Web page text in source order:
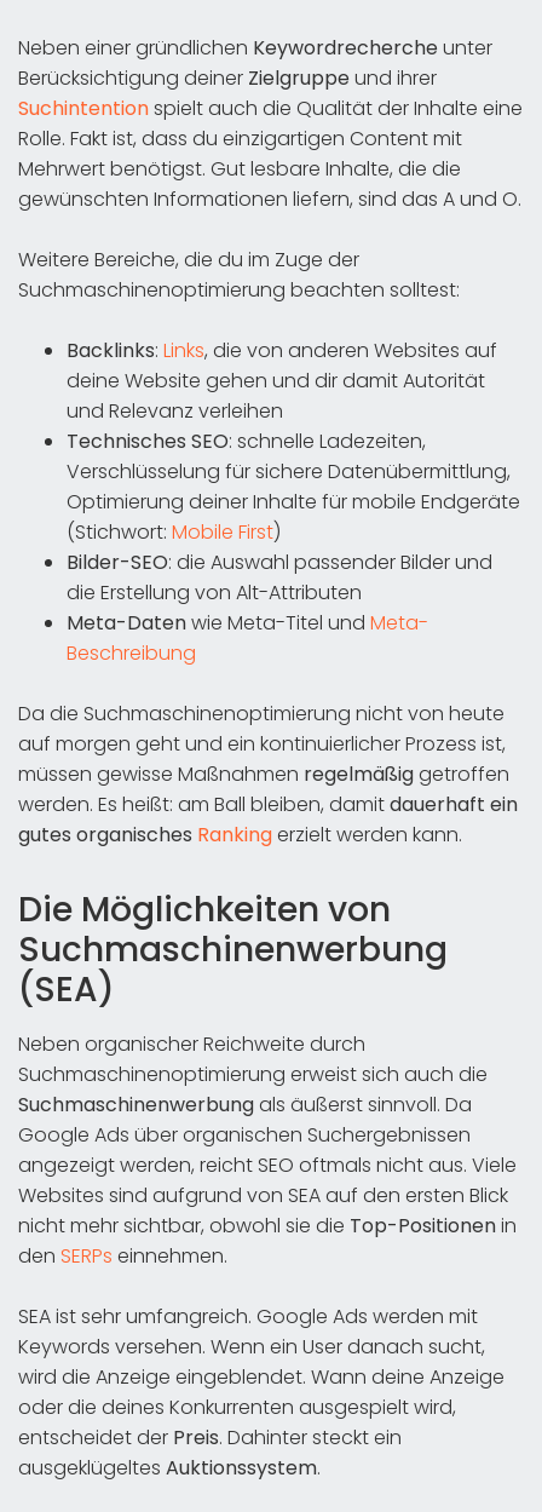
Neben einer gründlichen Keywordrechercheunter
Berücksichtigung deiner Zielgruppeund ihrer
Suchintentionspielt auch die Qualität der Inhalte eine
Rolle. Fakt ist, dass du einzigartigen Content mit
Mehrwert benötigst. Gut lesbare Inhalte, die die
gewünschten Informationen liefern, sind das A und O.
Weitere Bereiche, die du im Zuge der
Suchmaschinenoptimierung beachten solltest:
Backlinks: Links, die von anderen Websites auf
deine Website gehen und dir damit Autorität
und Relevanz verleihen
Technisches SEO: schnelle Ladezeiten,
Verschlüsselung für sichere Datenübermittlung,
Optimierung deiner Inhalte für mobile Endgeräte
(Stichwort: Mobile First)
Bilder-SEO: die Auswahl passender Bilder und
die Erstellung von Alt-Attributen
Meta-Datenwie Meta-Titel und Meta-
Beschreibung
Da die Suchmaschinenoptimierung nicht von heute
auf morgen geht und ein kontinuierlicher Prozess ist,
müssen gewisse Maßnahmen regelmäßiggetroffen
werden. Es heißt: am Ball bleiben, damitdauerhaft ein
gutes organisches Rankingerzielt werden kann.
Die Möglichkeiten von
Suchmaschinenwerbung
(SEA)
Neben organischer Reichweite durch
Suchmaschinenoptimierung erweist sich auch die
Suchmaschinenwerbungals äußerst sinnvoll. Da
Google Ads über organischen Suchergebnissen
angezeigt werden, reicht SEO oftmals nicht aus. Viele
Websites sind aufgrund von SEA auf den ersten Blick
nicht mehr sichtbar, obwohl sie die Top-Positionenin
den SERPs einnehmen.
SEA ist sehr umfangreich. Google Ads werden mit
Keywords versehen. Wenn ein User danach sucht,
wird die Anzeige eingeblendet. Wann deine Anzeige
oder die deines Konkurrenten ausgespielt wird,
entscheidet der Preis. Dahinter steckt ein
ausgeklügeltes Auktionssystem.